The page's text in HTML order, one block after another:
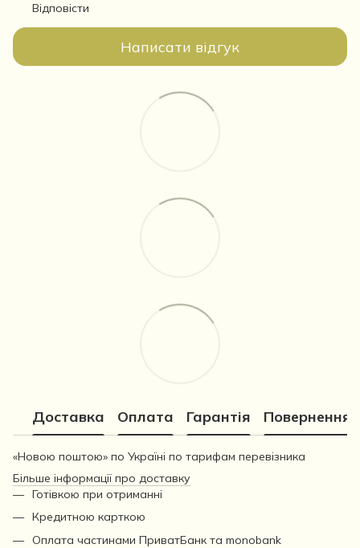
Відповісти
Написати відгук
Доставка Оплата Гарантія Повернення
«Новою поштою» по Україні по тарифам перевізника
Більше інформації про доставку
Готівкою при отриманні
Кредитною карткою
Оплата частинами ПриватБанк та monobank